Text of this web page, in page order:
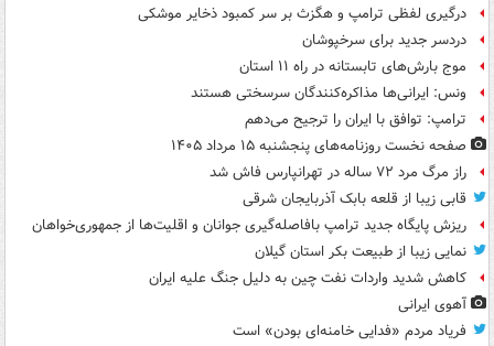
درگیری لفظی ترامپ و هگزث بر سر کمبود ذخایر موشکی
دردسر جدید برای سرخپوشان
موج بارش‌های تابستانه در راه ۱۱ استان
ونس: ایرانی‌ها مذاکره‌کنندگان سرسختی هستند
ترامپ: توافق با ایران را ترجیح می‌دهم
صفحه نخست روزنامه‌های پنجشنبه ۱۵ مرداد ۱۴۰۵
راز مرگ مرد ۷۲ ساله در تهرانپارس فاش شد
قابی زیبا از قلعه بابک آذربایجان شرقی
ریزش پایگاه جدید ترامپ بافاصله‌گیری جوانان و اقلیت‌ها از جمهوری‌خواهان
نمایی زیبا از طبیعت بکر استان گیلان
کاهش شدید واردات نفت چین به دلیل جنگ علیه ایران
آهوی ایرانی
فریاد مردم «فدایی خامنه‌ای بودن» است